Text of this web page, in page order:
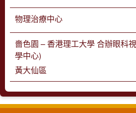
物理治療中心
嗇色園 – 香港理工大學 合辦眼科
學中心)
黃大仙區